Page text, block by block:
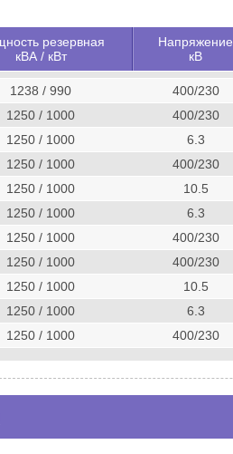
резервная
кВА / кВт
Напряжение
кВ
1238 / 990 400/230
1250 / 1000 400/230
1250 / 1000 6.3
1250 / 1000 400/230
1250 / 1000 10.5
1250 / 1000 6.3
1250 / 1000 400/230
1250 / 1000 400/230
1250 / 1000 10.5
1250 / 1000 6.3
1250 / 1000 400/230